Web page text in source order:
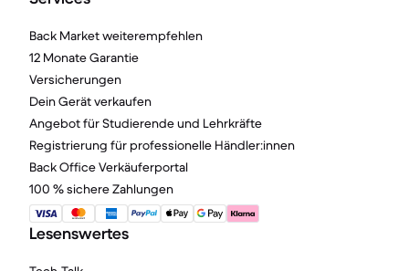
Back Market weiterempfehlen
12 Monate Garantie
Versicherungen
Dein Gerät verkaufen
Angebot für Studierende und Lehrkräfte
Registrierung für professionelle Händler:innen
Back Office Verkäuferportal
100 % sichere Zahlungen
Lesenswertes